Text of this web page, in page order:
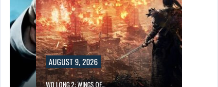
AUGUST 9, 2026
WO LONG 2: WINGS OF…